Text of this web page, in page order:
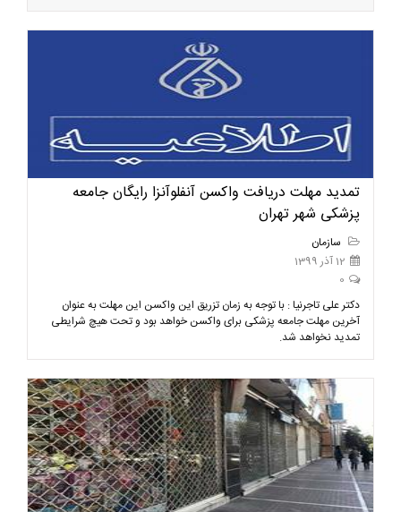
تمدید مهلت دریافت واکسن آنفلوآنزا رایگان جامعه
پزشکی شهر تهران
سازمان
12 آذر 1399
0
دکتر علی تاجرنیا : با توجه به زمان تزریق این واکسن این مهلت به عنوان
آخرین مهلت جامعه پزشکی برای واکسن خواهد بود و تحت هیچ شرایطی
تمدید نخواهد شد.